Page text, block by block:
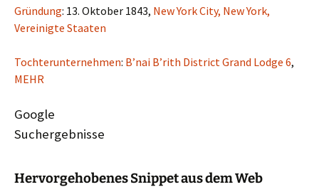
Gründung: 13. Oktober 1843, New York City, New York,
Vereinigte Staaten
Tochterunternehmen: B’nai B’rith District Grand Lodge 6,
MEHR
Google
Suchergebnisse
Hervorgehobenes Snippet aus dem Web